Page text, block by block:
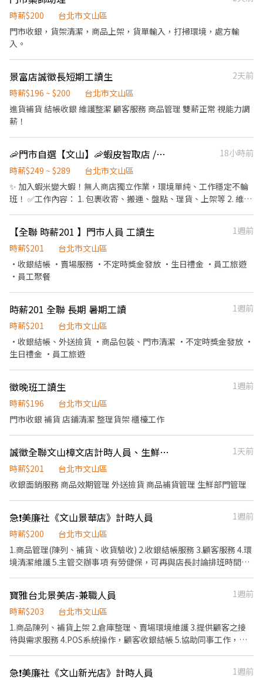
時薪$200
台北市文山區
門市收銀，貨架清潔，商品上架，貨單輸入，打掃環境，處方輸
入。
景富店誠徵長短期工讀生
2天前
時薪$196 ~ $200
台北市文山區
進貨補貨 結帳收銀 維護整潔 顧客服務 商品管理 雙薪正常 視能力調
薪！
🦐門市自選【文山】🦐蝦皮智取店 /免經驗、快速報到 💰時薪 249 - 289
18小時前
時薪$249 ~ $289
台北市文山區
✨ 加入蝦米變大蝦！無人商店獨立作業，環境單純、工作穩定不輪
班！ ✅工作內容： 1. 包裹收寄、搬運、盤點、理貨、上架等 2. 維持
門市支援 🌙🌙夜班說明🌙🌙 工作型態：為每日跑點約3–10家門市，
跑點距離約16km內 需可配合(早班/晚班)擇一於門市安排受訓 🔔需
有機車&駕照🔔 ⸻ ✅工作時間： 🔹早班：07:00-12:00、07:30-
12:30、08:00-13:00、08:30-13:30 🔹晚班：17:30-22:30、17:30-
🔹假日早班：07:00-12:00 🔹假日晚班：17:30-23:30 (上班時數為
2~6小時，一個月至少6天，依實際情況而定) ⸻ ✅工作待遇：
薪$289 ━━━━━━━━━━━━━ 📍 【熱門開缺地點】大安、
松山、 內湖、中山 、信義、大同、中正、南港、萬華、北投、士林
━━━━━━━━━━━━ 📩 【火速卡位應徵流程】 ➊ 點擊填寫
廠商制式履歷（1分鐘完成，快速安排送審）： 👉
欄位（身分證/詳細地址）錄取前皆可先不填！ ➋加入留言： 👉
https://lin.ee/OBnhVN5 私訊留下 ⌜姓名+電話 +應徵蝦皮門市人
員」💥
【全聯 時薪201 】門市人員 工讀生
1週前
時薪$201
台北市文山區
·收銀結帳 ·賣場服務 ·不定時獎金發放 ·生日禮金 ·員工旅遊
·員工聚餐
時薪201 全聯 長期 暑期工讀
1週前
時薪$201
台北市文山區
·收銀結帳、外送撿貨 ·商品包裝、門市清潔 ·不定時獎金發放 ·
生日禮金 ·員工旅遊
徵晚班工讀生
1週前
時薪$196
台北市文山區
門市收銀 補貨 店鋪清潔 整理貨架 櫃檯工作
誠徵全聯文山樟文店計時人員、生鮮人員（無經驗可、彈性排班）
1天前
時薪$201
台北市文山區
收銀面銷服務 商品效期管理 外送撿貨 商品補貨管理 生鮮部門管理
急❗️美廉社《文山景華店》計時人員
1週前
時薪$200
台北市文山區
1.商品管理(陳列、補貨、收貨驗收) 2.收銀結帳服務 3.顧客服務 4.環
境清潔維護 5.主管交辦事項 有勞健保，可再與店長討論排班時間
寶雅台北景美店-兼職人員
1週前
時薪$203
台北市文山區
1.商品陳列、補貨上架 2.倉庫整理、賣場環境維護 3.提供顧客之接
待與需求服務 4.POS系統操作，顧客收銀結帳 5.協助同事工作，完
急❗️美廉社《文山新光店》計時人員
1週前